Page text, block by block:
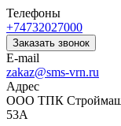
Телефоны
+74732027000
Заказать звонок
E-mail
zakaz@sms-vrn.ru
Адрес
ООО ТПК
53А